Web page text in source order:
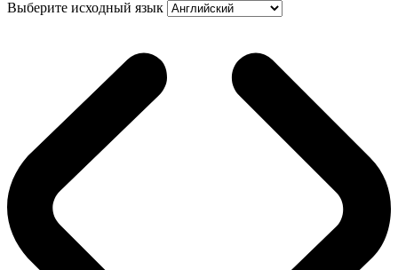
Выберите исходный язык